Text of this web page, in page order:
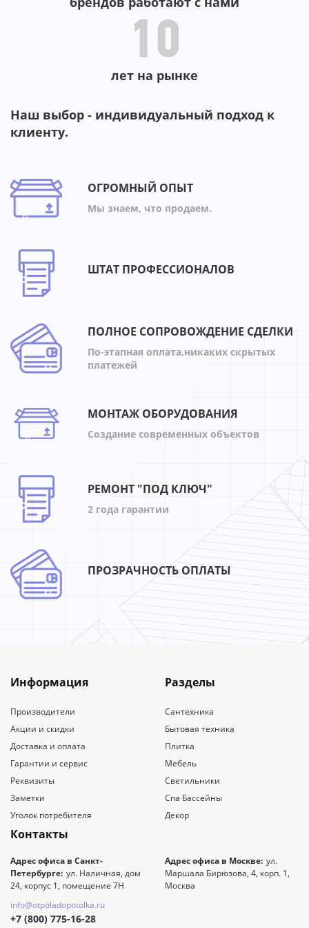
10
лет на рынке
Наш выбор - индивидуальный подход к
клиенту.
ОГРОМНЫЙ ОПЫТ
Мы знаем, что продаем.
ШТАТ ПРОФЕССИОНАЛОВ
ПОЛНОЕ СОПРОВОЖДЕНИЕ СДЕЛКИ
По-этапная оплата,никаких скрытых
платежей
МОНТАЖ ОБОРУДОВАНИЯ
Создание современных объектов
РЕМОНТ "ПОД КЛЮЧ"
2 года гарантии
ПРОЗРАЧНОСТЬ ОПЛАТЫ
Информация
Производители
Акции и скидки
Доставка и оплата
Гарантии и сервис
Реквизиты
Заметки
Уголок потребителя
Разделы
Сантехника
Бытовая техника
Плитка
Мебель
Светильники
Спа Бассейны
Декор
Контакты
Адрес офиса в Санкт-
Петербурге: ул. Наличная, дом
24, корпус 1, помещение 7Н
Адрес офиса в Москве: ул.
Маршала Бирюзова, 4, корп. 1,
Москва
info@otpoladopotolka.ru
+7 (800) 775-16-28